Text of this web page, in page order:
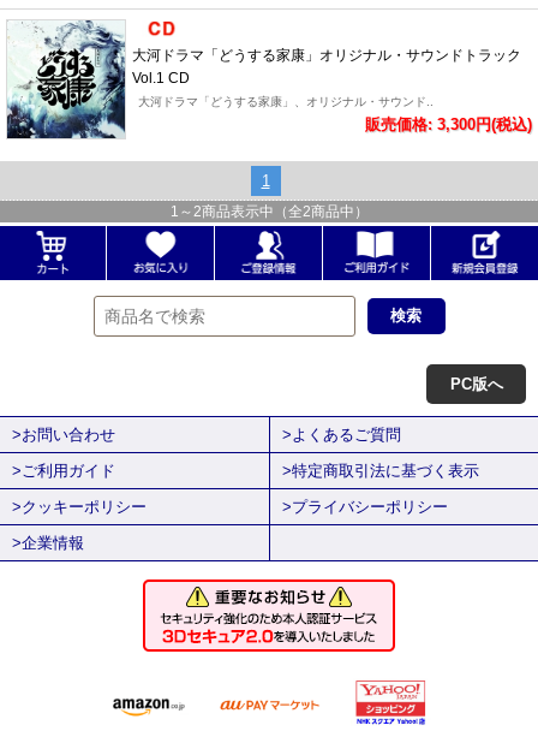
大河ドラマ「どうする家康」オリジナル・サウンドトラック
Vol.1 CD
大河ドラマ「どうする家康」、オリジナル・サウンド..
販売価格: 3,300円(税込)
1
1 ～ 2商品表示中（全2商品中）
PC版へ
>お問い合わせ
>よくあるご質問
>ご利用ガイド
>特定商取引法に基づく表示
>クッキーポリシー
>プライバシーポリシー
>企業情報